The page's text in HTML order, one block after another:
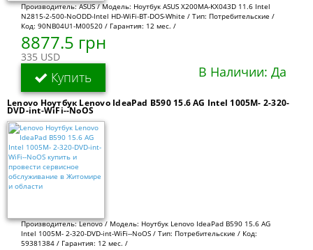
Производитель: ASUS / Модель: Ноутбук ASUS X200MA-KX043D 11.6 Intel
N2815-2-500-NoODD-Intel HD-WiFi-BT-DOS-White / Тип: Потребительские /
Код: 90NB04U1-M00520 / Гарантия: 12 мес. /
8877.5 грн
335 USD
Купить В Наличии: Да
Lenovo Ноутбук Lenovo IdeaPad B590 15.6 AG Intel 1005M- 2-320-
DVD-int-WiFi--NoOS
Производитель: Lenovo / Модель: Ноутбук Lenovo IdeaPad B590 15.6 AG
Intel 1005M- 2-320-DVD-int-WiFi--NoOS / Тип: Потребительские / Код:
59381384 / Гарантия: 12 мес. /